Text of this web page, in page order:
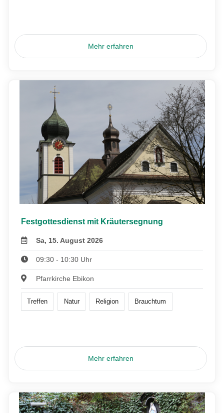
Mehr erfahren
Festgottesdienst mit Kräutersegnung
Sa, 15. August 2026
09:30 - 10:30 Uhr
Pfarrkirche Ebikon
Treffen Natur Religion Brauchtum
Mehr erfahren